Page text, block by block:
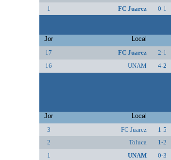
1
FC Juarez 0-1
Jor Local
17
FC Juarez 2-1
16
UNAM 4-2
Jor Local
3
FC Juarez 1-5
2
Toluca 1-2
1
UNAM 0-3